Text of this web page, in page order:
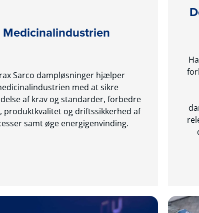
Medicinalindustrien
Sarco dampløsninger hjælper
med at sikre
af krav og standarder, forbedre
produktkvalitet og driftssikkerhed af
samt øge energigenvinding.